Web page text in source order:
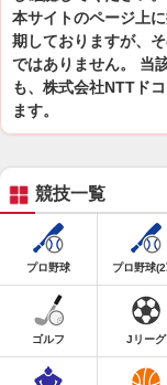
本サイトのページ上
期しておりますが、
ではありません。 当
も、株式会社NTTド
ます。
競技一覧
プロ野球 プロ野球
ゴルフ Jリーグ